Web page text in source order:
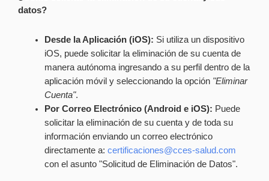
datos?
Desde la Aplicación (iOS): Si utiliza un dispositivo
iOS, puede solicitar la eliminación de su cuenta de
manera autónoma ingresando a su perfil dentro de la
aplicación móvil y seleccionando la opción "Eliminar
Cuenta".
Por Correo Electrónico (Android e iOS): Puede
solicitar la eliminación de su cuenta y de toda su
información enviando un correo electrónico
directamente a: certificaciones@cces-salud.com
con el asunto "Solicitud de Eliminación de Datos".